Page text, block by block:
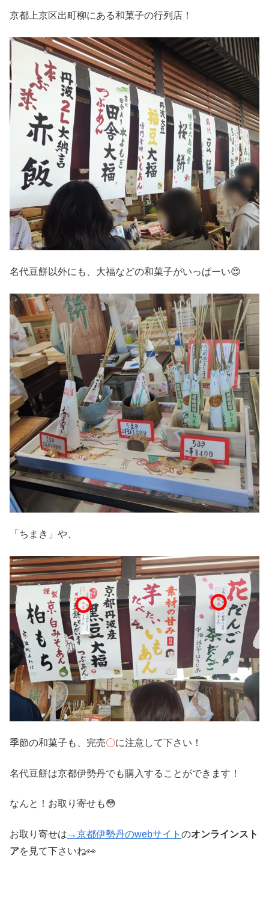
京都上京区出町柳にある和菓子の行列店！
名代豆餅以外にも、大福などの和菓子がいっぱーい😍
「ちまき」や、
季節の和菓子も、完売〇に注意して下さい！
名代豆餅は京都伊勢丹でも購入することができます！
なんと！お取り寄せも😳
お取り寄せは →京都伊勢丹のwebサイト のオンラインスト
アを見て下さいね👀